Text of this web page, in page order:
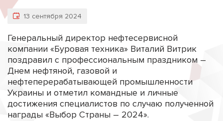
13 сентября 2024
Генеральный директор нефтесервисной
компании «Буровая техника» Виталий Витрик
поздравил с профессиональным праздником –
Днем нефтяной, газовой и
нефтеперерабатывающей промышленности
Украины и отметил командные и личные
достижения специалистов по случаю полученной
награды «Выбор Страны – 2024».